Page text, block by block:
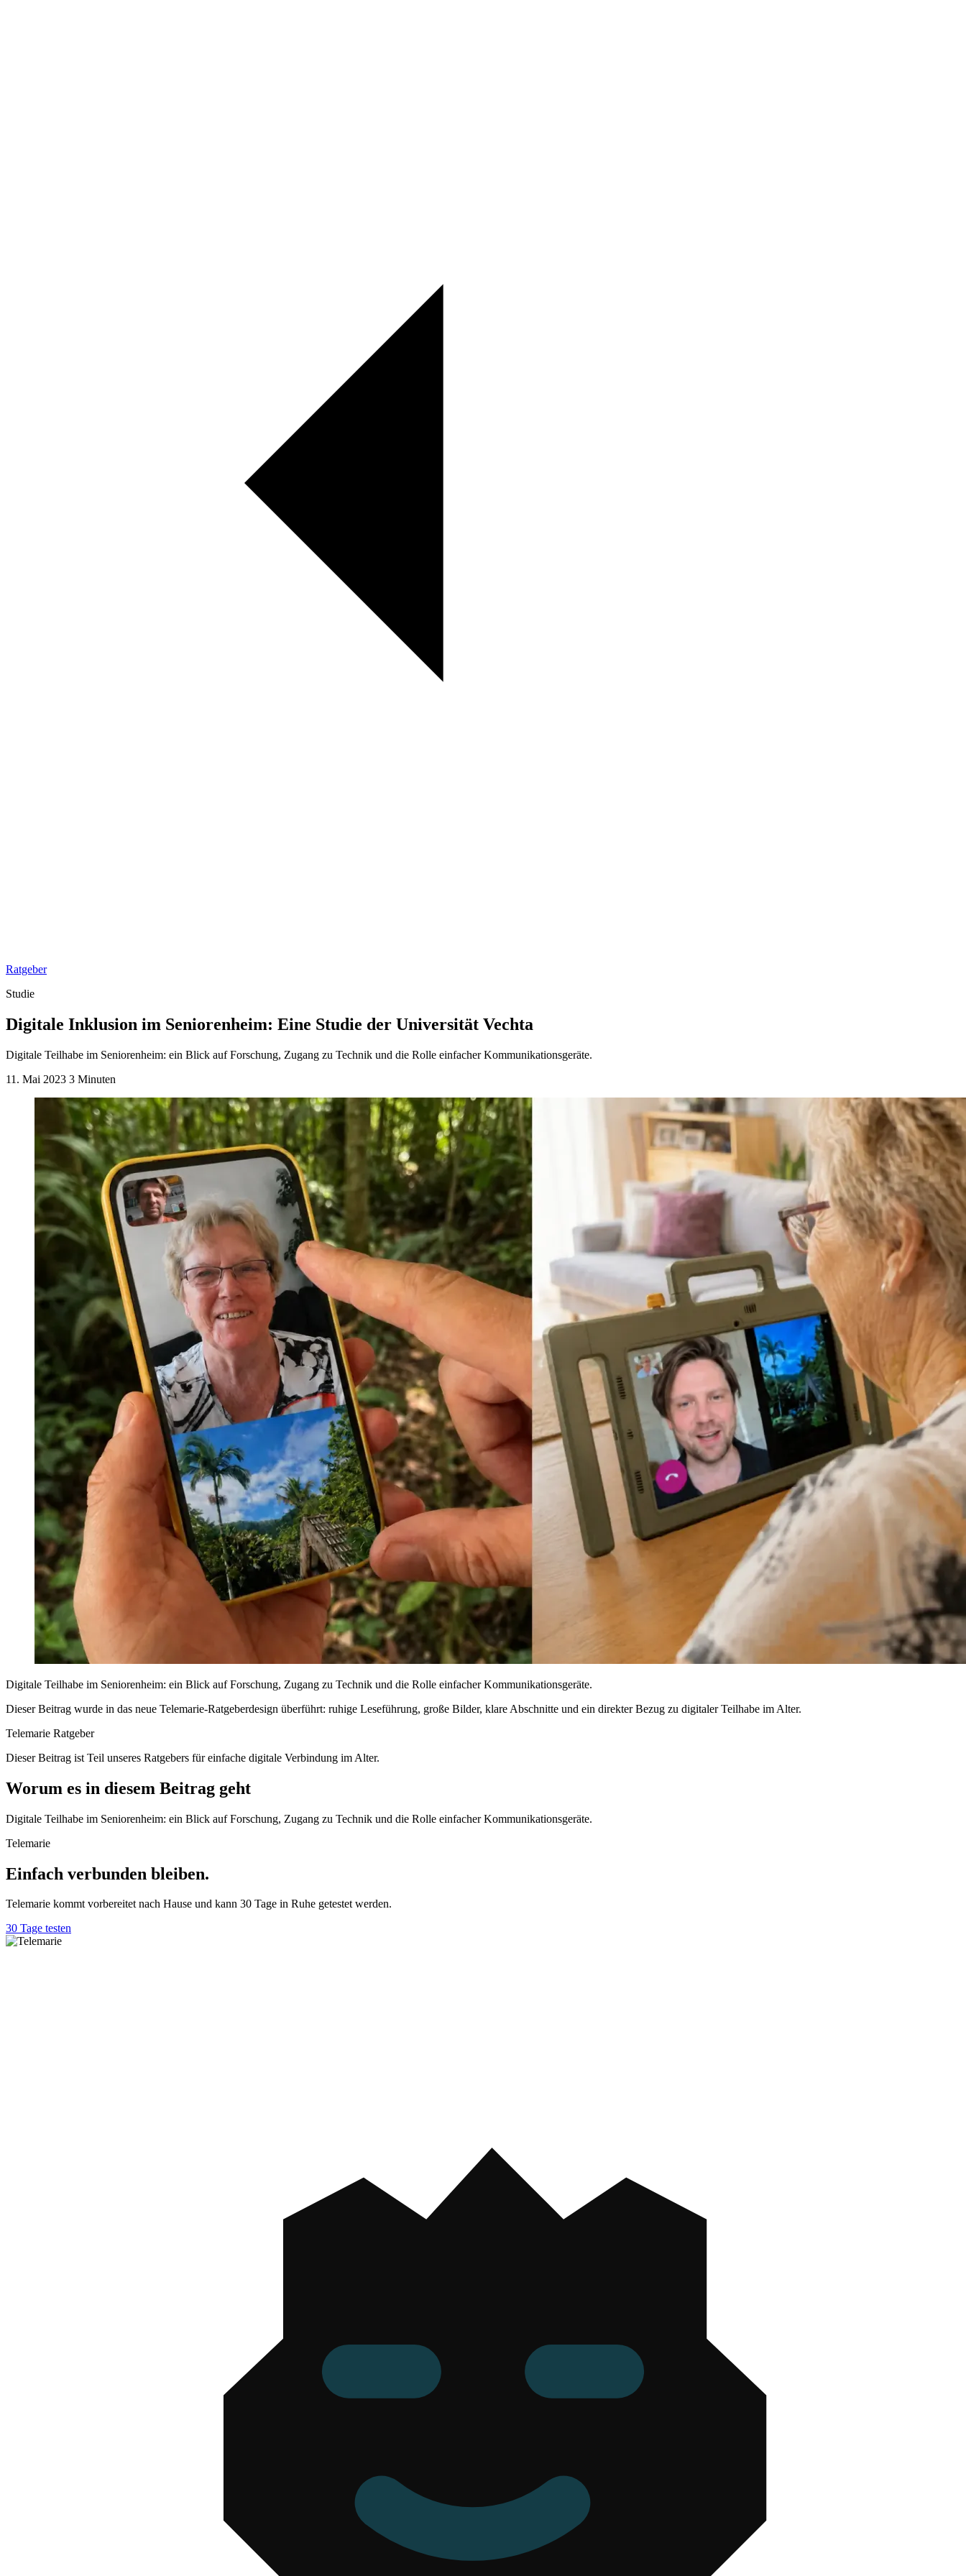
Ratgeber
Studie
Digitale Inklusion im Seniorenheim: Eine Studie der Universität Vechta
Digitale Teilhabe im Seniorenheim: ein Blick auf Forschung, Zugang zu Technik und die Rolle einfacher Kommunikationsgeräte.
11. Mai 2023 3 Minuten
Digitale Teilhabe im Seniorenheim: ein Blick auf Forschung, Zugang zu Technik und die Rolle einfacher Kommunikationsgeräte.
Dieser Beitrag wurde in das neue Telemarie-Ratgeberdesign überführt: ruhige Leseführung, große Bilder, klare Abschnitte und ein direkter Bezug zu digitaler Teilhabe im Alter.
Telemarie Ratgeber
Dieser Beitrag ist Teil unseres Ratgebers für einfache digitale Verbindung im Alter.
Worum es in diesem Beitrag geht
Digitale Teilhabe im Seniorenheim: ein Blick auf Forschung, Zugang zu Technik und die Rolle einfacher Kommunikationsgeräte.
Telemarie
Einfach verbunden bleiben.
Telemarie kommt vorbereitet nach Hause und kann 30 Tage in Ruhe getestet werden.
30 Tage testen